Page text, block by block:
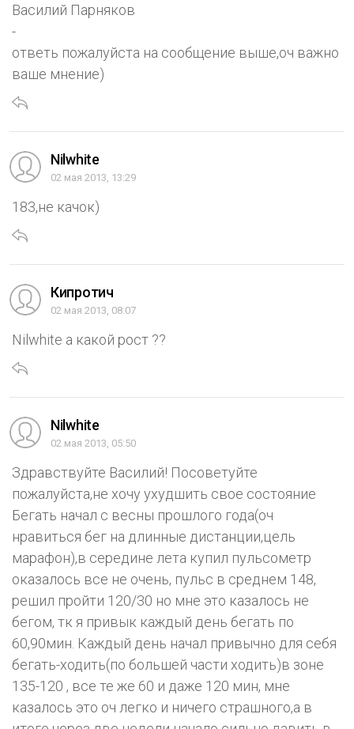
Василий Парняков
-
ответь пожалуйста на сообщение выше,оч важно
ваше мнение)
Nilwhite
02 мая 2013, 13:29
183,не качок)
Кипротич
02 мая 2013, 08:07
Nilwhite а какой рост ??
Nilwhite
02 мая 2013, 05:50
Здравствуйте Василий! Посоветуйте
пожалуйста,не хочу ухудшить свое состояние
Бегать начал с весны прошлого года(оч
нравиться бег на длинные дистанции,цель
марафон),в середине лета купил пульсометр
оказалось все не очень, пульс в среднем 148,
решил пройти 120/30 но мне это казалось не
бегом, тк я привык каждый день бегать по
60,90мин. Каждый день начал привычно для себя
бегать-ходить(по большей части ходить)в зоне
135-120 , все те же 60 и даже 120 мин, мне
казалось это оч легко и ничего страшного,а в